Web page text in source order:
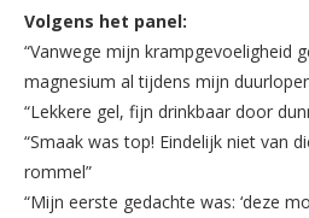
Volgens het panel:
“Vanwege mijn krampgevoeligheid
magnesium al tijdens mijn
“Lekkere gel, fijn drinkbaar door
“Smaak was top! Eindelijk niet van
rommel”
“Mijn eerste gedachte was: ‘deze